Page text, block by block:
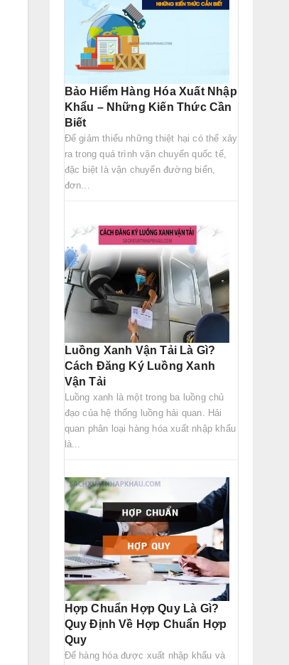
Bảo Hiểm Hàng Hóa Xuất Nhập
Khẩu – Những Kiến Thức Cần
Biết
Để giảm thiểu những thiệt hại có thể xảy
ra trong quá trình vận chuyển quốc tế,
đặc biệt là vận chuyển đường biển,
đơn...
Luồng Xanh Vận Tải Là Gì?
Cách Đăng Ký Luồng Xanh
Vận Tải
Luồng xanh là một trong ba luồng chủ
đạo của hệ thống luồng hải quan. Hải
quan phân loại hàng hóa xuất nhập khẩu
là...
Hợp Chuẩn Hợp Quy Là Gì?
Quy Định Về Hợp Chuẩn Hợp
Quy
Để hàng hóa được xuất nhập khẩu và